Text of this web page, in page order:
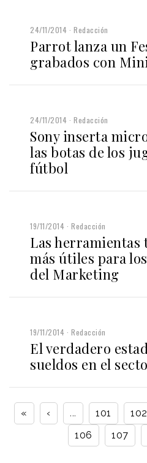
24/11/2014 Redacción
Parrot lanza un
grabados con
24/11/2014 Redacción
Sony inserta
las botas de los
fútbol
19/11/2014 Redacción
Las herramientas
más útiles para
del Marketing
19/11/2014 Redacción
El verdadero
sueldos en el
« ‹ ... 101 102
106
107